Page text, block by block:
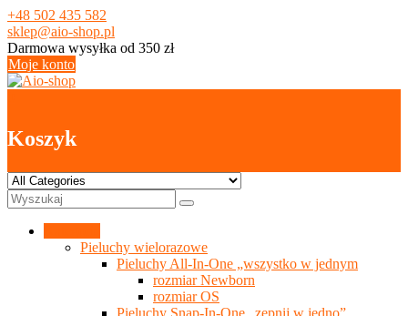
Skip
to
content
+48 502 435 582
sklep@aio-shop.pl
Darmowa wysyłka od 350 zł
Moje konto
Koszyk
Pieluchy wielorazowe
Pieluchy All-In-One „wszystko w jednym
rozmiar Newborn
rozmiar OS
Pieluchy Snap-In-One „zepnij w jedno”